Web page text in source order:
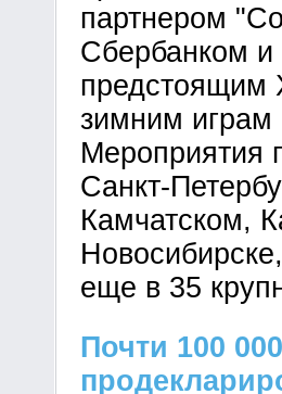
партнером
Сбербанком и
предстоящим
зимним играм
Мероприятия
Санкт-
Камчатском,
еще в 35
Почти 100